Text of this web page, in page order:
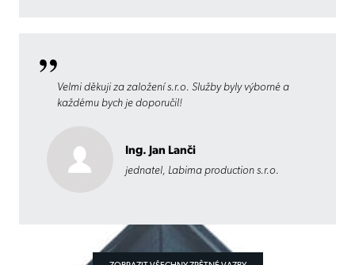
Velmi děkuji za založení s.r.o. Služby byly výborné a
každému bych je doporučil!
Ing. Jan Lanči
jednatel, Labima production s.r.o.